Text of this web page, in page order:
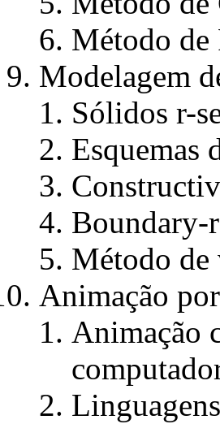
Método de
Modelagem
Sólidos r-
Esquemas
Boundary-
Método de
Animação
Animação